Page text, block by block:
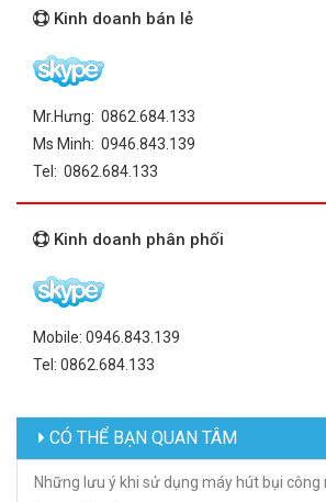
Kinh doanh bán lẻ
Mr.Hưng: 0862.684.133
Ms Minh: 0946.843.139
Tel: 0862.684.133
Kinh doanh phân phối
Mobile: 0946.843.139
Tel: 0862.684.133
CÓ THỂ BẠN QUAN TÂM
Những lưu ý khi sử dụng máy hút bụi công